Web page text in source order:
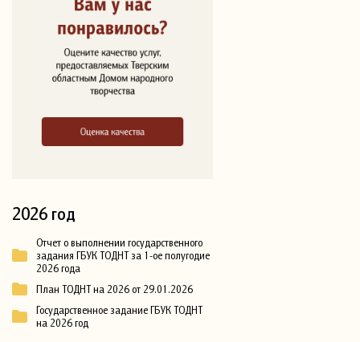
2026 год
Отчет о выполнении государственного
задания ГБУК ТОДНТ за 1-ое полугодие
2026 года
План ТОДНТ на 2026 от 29.01.2026
Государственное задание ГБУК ТОДНТ
на 2026 год